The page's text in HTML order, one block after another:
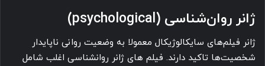
ژانر روان‌شناسی (psychological)
ژانر فیلم‌های سایکالوژیکال معمولا به وضعیت روانی ناپایدار
شخصیت‌ها تاکید دارند. فیلم های ژانر روانشناسی اغلب شامل